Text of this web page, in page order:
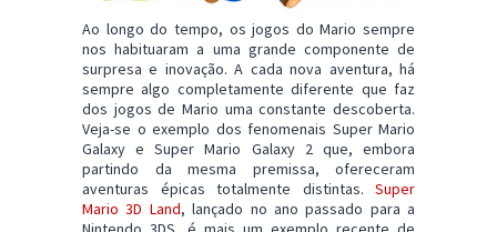
Ao longo do tempo, os jogos do Mario sempre
nos habituaram a uma grande componente de
surpresa e inovação. A cada nova aventura, há
sempre algo completamente diferente que faz
dos jogos de Mario uma constante descoberta.
Veja-se o exemplo dos fenomenais Super Mario
Galaxy e Super Mario Galaxy 2 que, embora
partindo da mesma premissa, ofereceram
aventuras épicas totalmente distintas. Super
Mario 3D Land, lançado no ano passado para a